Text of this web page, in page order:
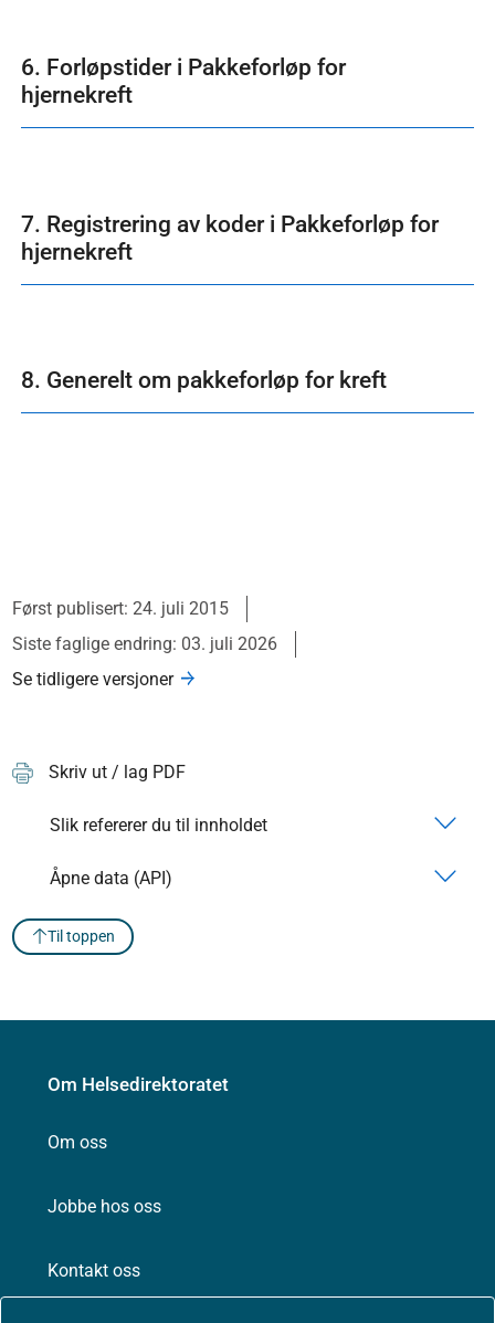
6. Forløpstider i Pakkeforløp for
hjernekreft
7. Registrering av koder i Pakkeforløp for
hjernekreft
8. Generelt om pakkeforløp for kreft
Først publisert: 24. juli 2015
Siste faglige endring: 03. juli 2026
Se tidligere versjoner
Skriv ut / lag PDF
Slik refererer du til innholdet
Åpne data (API)
Til toppen
Om Helsedirektoratet
Om oss
Jobbe hos oss
Kontakt oss